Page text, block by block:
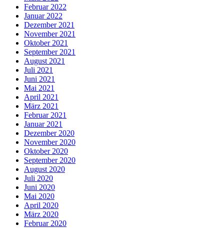
Februar 2022
Januar 2022
Dezember 2021
November 2021
Oktober 2021
September 2021
August 2021
Juli 2021
Juni 2021
Mai 2021
April 2021
März 2021
Februar 2021
Januar 2021
Dezember 2020
November 2020
Oktober 2020
September 2020
August 2020
Juli 2020
Juni 2020
Mai 2020
April 2020
März 2020
Februar 2020